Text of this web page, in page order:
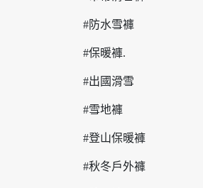
#防水雪褲
#保暖褲.
#出國滑雪
#雪地褲
#登山保暖褲
#秋冬戶外褲